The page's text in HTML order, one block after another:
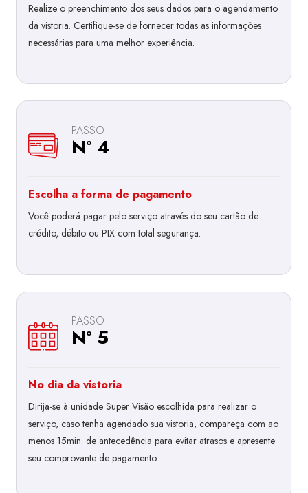
Realize o preenchimento dos seus dados para o agendamento
da vistoria. Certifique-se de fornecer todas as informações
necessárias para uma melhor experiência.
PASSO
Nº 4
Escolha a forma de pagamento
Você poderá pagar pelo serviço através do seu cartão de
crédito, débito ou PIX com total segurança.
PASSO
Nº 5
No dia da vistoria
Dirija-se à unidade Super Visão escolhida para realizar o
serviço, caso tenha agendado sua vistoria, compareça com ao
menos 15min. de antecedência para evitar atrasos e apresente
seu comprovante de pagamento.